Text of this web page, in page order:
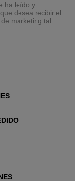
ha leído y
desea recibir el
marketing tal